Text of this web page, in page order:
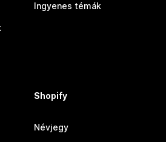
Ingyenes témák
Shopify
Névjegy